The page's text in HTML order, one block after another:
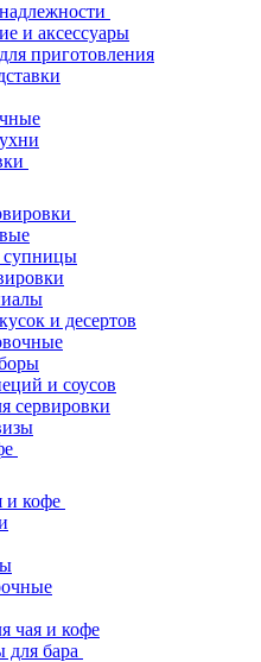
и аксессуары
приготовления
супницы
и десертов
и соусов
сервировки
и кофе
чая и кофе
для бара